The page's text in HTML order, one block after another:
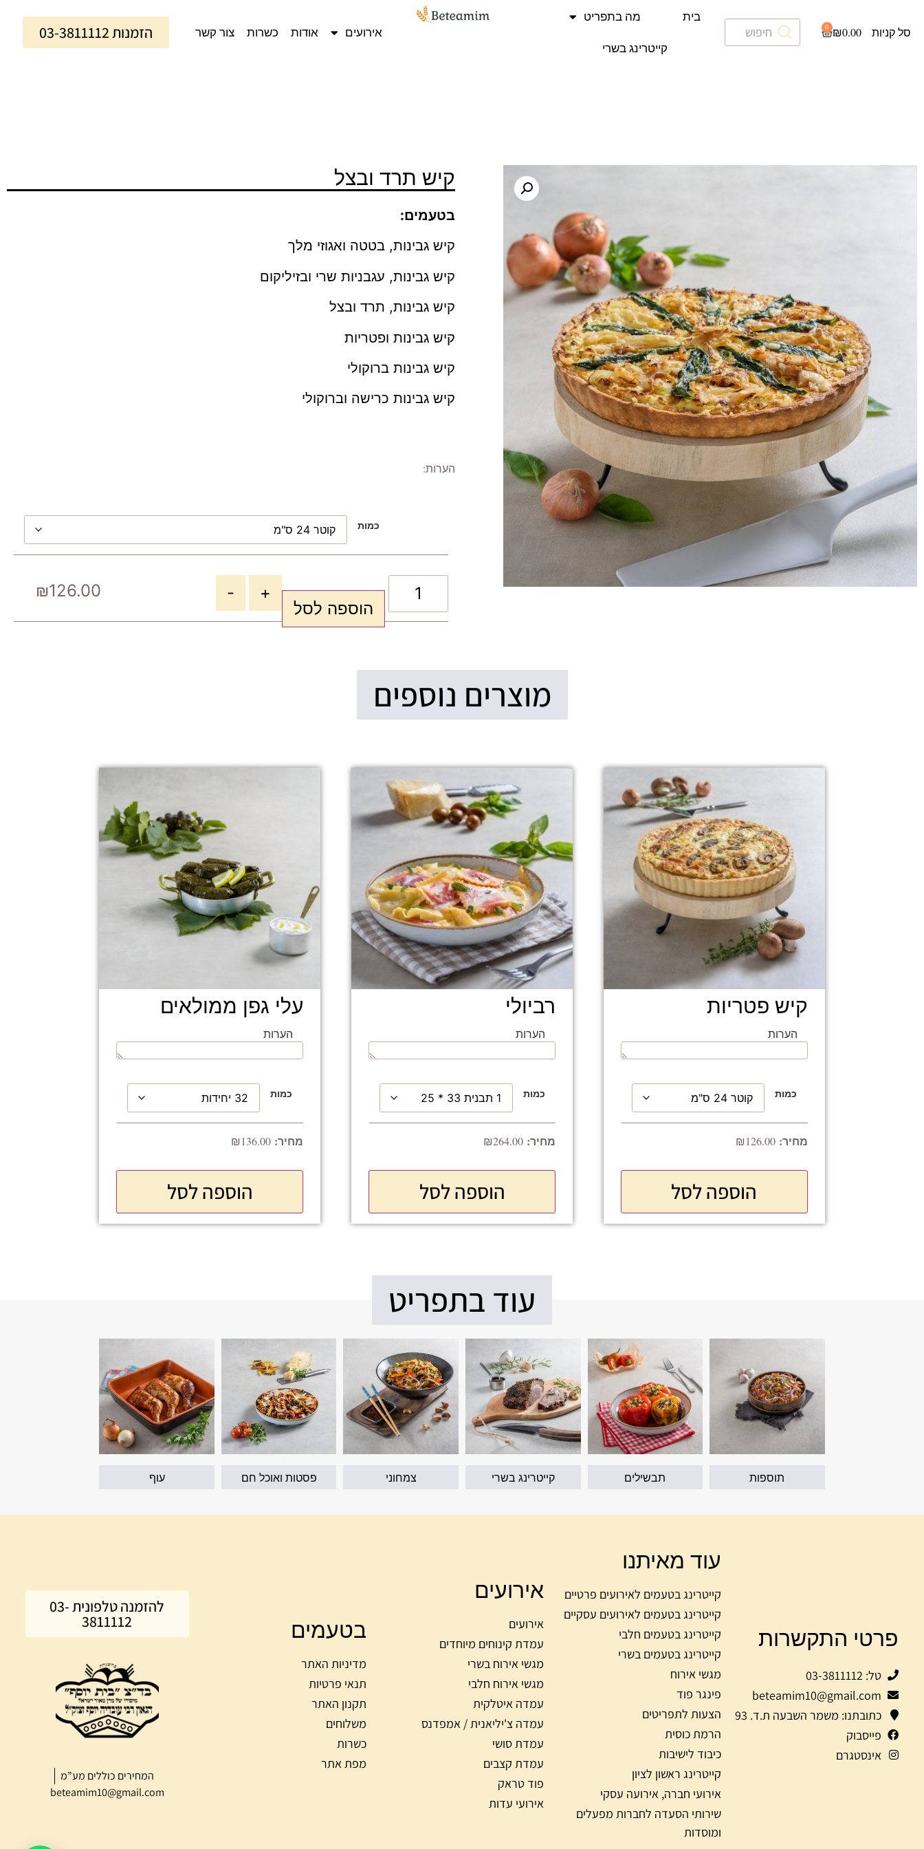
₪0.00
0
בית
מה בתפריט
קייטרינג בשרי
אירועים אודות כשרות צור קשר הזמנות 03-3811112
קיש תרד ובצל
בטעמים:
קיש גבינות, בטטה ואגוזי מלך
קיש גבינות, עגבניות שרי ובזיליקום
קיש גבינות, תרד ובצל
קיש גבינות ופטריות
קיש גבינות ברוקולי
קיש גבינות כרישה וברוקולי
הערות:
כמות
₪126.00 +
-
הוספה לסל
מוצרים נוספים
קיש פטריות
הערות
כמות
₪126.00
הוספה לסל
רביולי
הערות
כמות
₪264.00
הוספה לסל
עלי גפן ממולאים
הערות
כמות
₪136.00
הוספה לסל
עוד בתפריט
תוספות תבשילים קייטרינג בשרי צמחוני פסטות ואוכל חם עוף
פרטי התקשרות
טל: 03-3811112
beteamim10@gmail.com
כתובתנו: משמר השבעה ת.ד. 93
פייסבוק
אינסטגרם
עוד מאיתנו
קייטרינג בטעמים לאירועים פרטיים
קייטרינג בטעמים לאירועים עסקיים
קייטרינג בטעמים חלבי
קייטרינג בטעמים בשרי
מגשי אירוח
פינגר פוד
הצעות לתפריטים
הרמת כוסית
כיבוד לישיבות
קייטרינג ראשון לציון
אירועי חברה, אירועה עסקי
שירותי הסעדה לחברות מפעלים
ומוסדות
אירועים
אירועים
עמדת קינוחים מיוחדים
מגשי אירוח בשרי
מגשי אירוח חלבי
עמדה איטלקית
עמדה צ'יליאנית / אמפדנס
עמדת סושי
עמדת קצבים
פוד טראק
אירועי עדות
בטעמים
מדיניות האתר
תנאי פרטיות
תקנון האתר
משלוחים
כשרות
מפת אתר
להזמנה טלפונית 03-
3811112
המחירים כוללים מע”מ
beteamim10@gmail.com